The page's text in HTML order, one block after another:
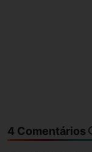
4 Comentários